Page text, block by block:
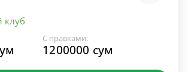
клуб
С правками:
1200000 сум